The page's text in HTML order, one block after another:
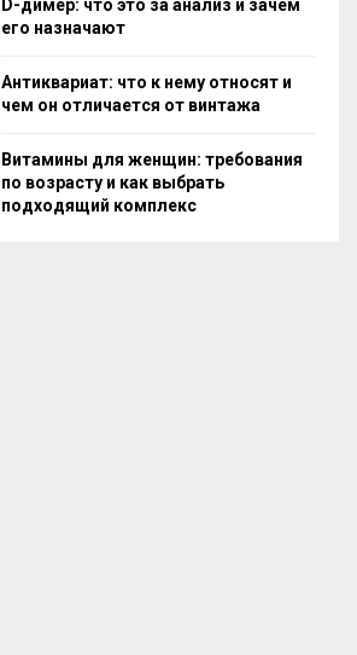
D-димер: что это за анализ и зачем
его назначают
Антиквариат: что к нему относят и
чем он отличается от винтажа
Витамины для женщин: требования
по возрасту и как выбрать
подходящий комплекс